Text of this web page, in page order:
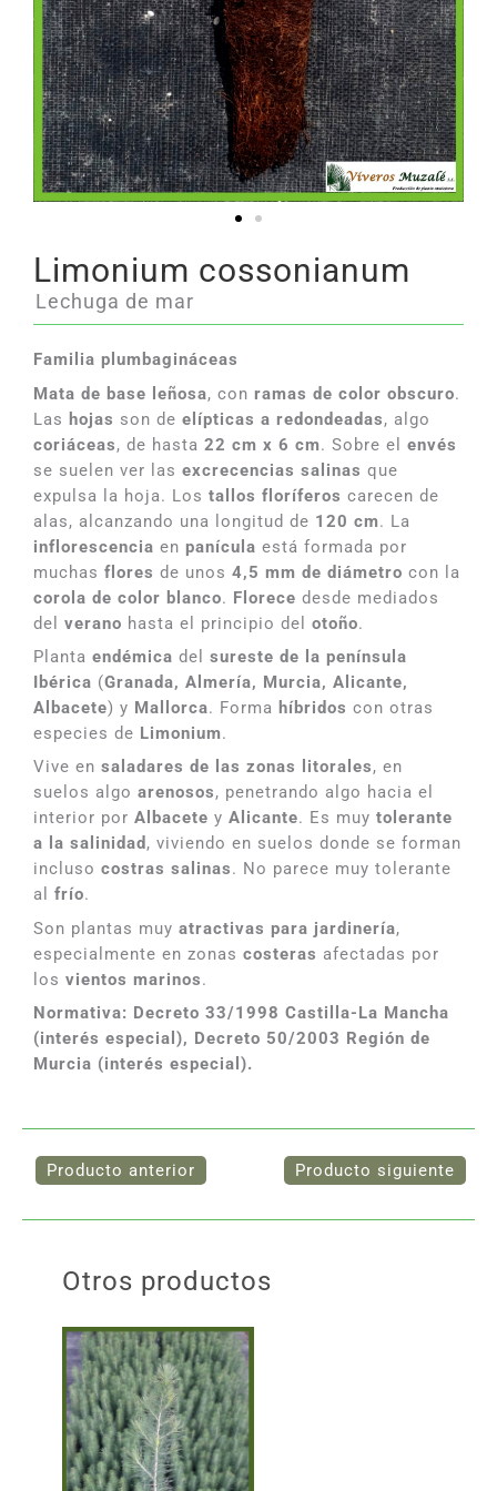
Limonium cossonianum
Lechuga de mar
Familia plumbagináceas
Mata de base leñosa, con ramas de color obscuro.
Las hojas son de elípticas a redondeadas, algo
coriáceas, de hasta 22 cm x 6 cm. Sobre el envés
se suelen ver las excrecencias salinas que
expulsa la hoja. Los tallos floríferos carecen de
alas, alcanzando una longitud de 120 cm. La
inflorescencia en panícula está formada por
muchas flores de unos 4,5 mm de diámetro con la
corola de color blanco. Florece desde mediados
del verano hasta el principio del otoño.
Planta endémica del sureste de la península
Ibérica (Granada, Almería, Murcia, Alicante,
Albacete) y Mallorca. Forma híbridos con otras
especies de Limonium.
Vive en saladares de las zonas litorales, en
suelos algo arenosos, penetrando algo hacia el
interior por Albacete y Alicante. Es muy tolerante
a la salinidad , viviendo en suelos donde se forman
incluso costras salinas. No parece muy tolerante
al frío.
Son plantas muy atractivas para jardinería,
especialmente en zonas costeras afectadas por
los vientos marinos.
Normativa: Decreto 33/1998 Castilla-La Mancha
(interés especial), Decreto 50/2003 Región de
Murcia (interés especial).
Otros productos